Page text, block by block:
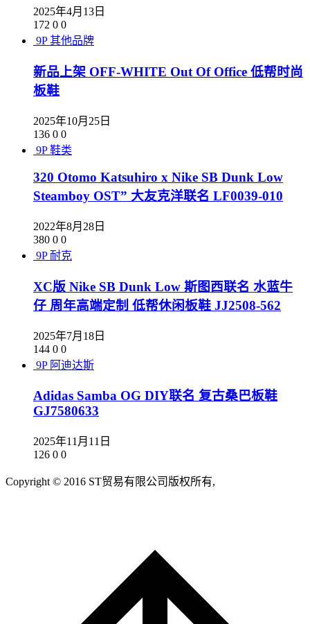
2025年4月13日
172 0 0
9P 其他品牌
新品上架 OFF-WHITE Out Of Office 低帮时尚
板鞋
2025年10月25日
136 0 0
9P 鞋类
320 Otomo Katsuhiro x Nike SB Dunk Low
Steamboy OST” 大友克洋联名 LF0039-010
2022年8月28日
380 0 0
9P 耐克
XC版 Nike SB Dunk Low 斯图西联名 水蓝牛
仔 周年高端定制 低帮休闲板鞋 JJ2508-562
2025年7月18日
144 0 0
9P 阿迪达斯
Adidas Samba OG DIY联名 复古桑巴板鞋
GJ7580633
2025年11月11日
126 0 0
Copyright © 2016 ST贸易有限公司版权所有,